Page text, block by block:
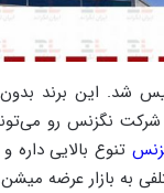
لیون فرانسه تاسیس شد.
نگزنس رو
به بازار عرضه